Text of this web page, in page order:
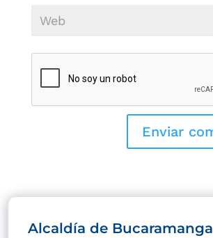
Alcaldía de Bucaramanga